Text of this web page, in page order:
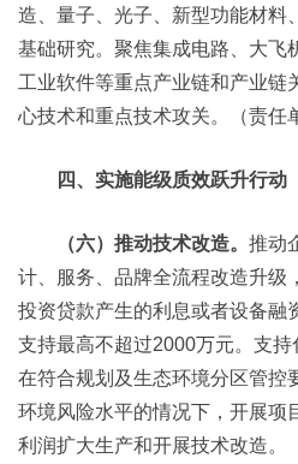
造、量子、光子、新型功能材料
基础研究。聚焦集成电路、大飞
工业软件等重点产业链和产业链
心技术和重点技术攻关。（责任
四、实施能级质效跃升行动
（六）推动技术改造。 推动
计、服务、品牌全流程改造升级
投资贷款产生的利息或者设备融
支持最高不超过2000万元。支
在符合规划及生态环境分区管控
环境风险水平的情况下，开展项
利润扩大生产和开展技术改造。